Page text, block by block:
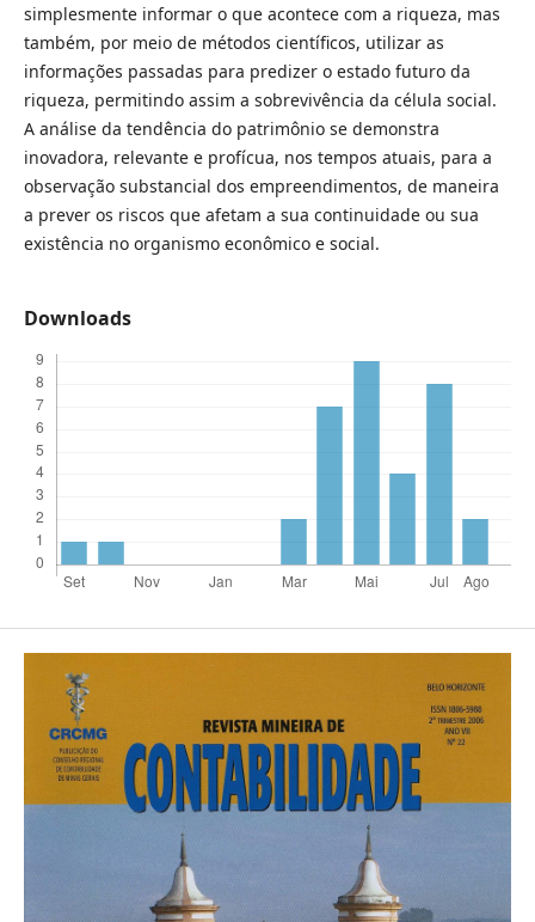
simplesmente informar o que acontece com a riqueza, mas
também, por meio de métodos científicos, utilizar as
informações passadas para predizer o estado futuro da
riqueza, permitindo assim a sobrevivência da célula social.
A análise da tendência do patrimônio se demonstra
inovadora, relevante e profícua, nos tempos atuais, para a
observação substancial dos empreendimentos, de maneira
a prever os riscos que afetam a sua continuidade ou sua
existência no organismo econômico e social.
Downloads